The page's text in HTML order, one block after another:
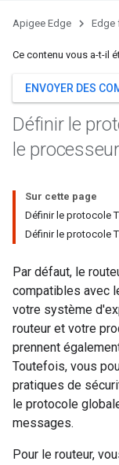
Apigee Edge Edge
Ce contenu vous a-t-il
ENVOYER DES
Définir le
le
Sur cette page
Définir le protocole
Définir le protocole
Par défaut, le
compatibles avec
votre système
routeur et votre
prennent
Toutefois, vous
pratiques de
le protocole
messages.
Pour le routeur,